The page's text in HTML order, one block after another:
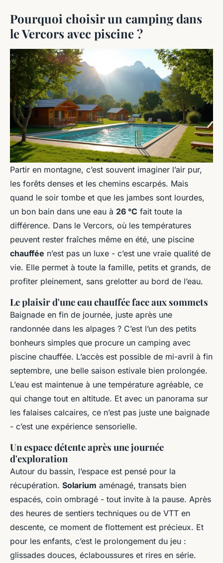
Pourquoi choisir un camping dans
le Vercors avec piscine ?
Partir en montagne, c’est souvent imaginer l’air pur,
les forêts denses et les chemins escarpés. Mais
quand le soir tombe et que les jambes sont lourdes,
un bon bain dans une eau à 26 °C fait toute la
différence. Dans le Vercors, où les températures
peuvent rester fraîches même en été, une piscine
chauffée n’est pas un luxe - c’est une vraie qualité de
vie. Elle permet à toute la famille, petits et grands, de
profiter pleinement, sans grelotter au bord de l’eau.
Le plaisir d'une eau chauffée face aux sommets
Baignade en fin de journée, juste après une
randonnée dans les alpages ? C’est l’un des petits
bonheurs simples que procure un camping avec
piscine chauffée. L’accès est possible de mi-avril à fin
septembre, une belle saison estivale bien prolongée.
L’eau est maintenue à une température agréable, ce
qui change tout en altitude. Et avec un panorama sur
les falaises calcaires, ce n’est pas juste une baignade
- c’est une expérience sensorielle.
Un espace détente après une journée
d'exploration
Autour du bassin, l’espace est pensé pour la
récupération. Solarium aménagé, transats bien
espacés, coin ombragé - tout invite à la pause. Après
des heures de sentiers techniques ou de VTT en
descente, ce moment de flottement est précieux. Et
pour les enfants, c’est le prolongement du jeu :
glissades douces, éclaboussures et rires en série.